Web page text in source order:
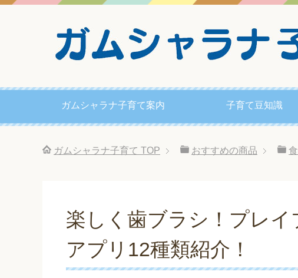
ガムシャラナ子育て案内 子育て豆知識
ガムシャラナ子育て TOP おすすめの商品
楽しく歯ブラシ！プレ
アプリ12種類紹介！